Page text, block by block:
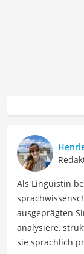
Als Linguistin
ausgeprägten
analysiere,
sie sprachlich